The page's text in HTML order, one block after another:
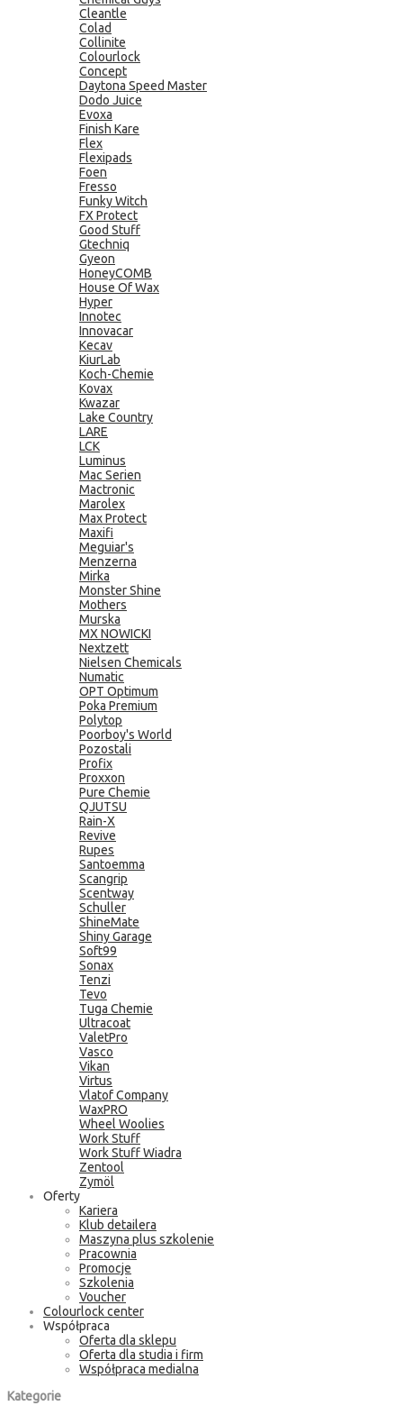
Cleantle
Colad
Collinite
Colourlock
Concept
Daytona Speed Master
Dodo Juice
Evoxa
Finish Kare
Flex
Flexipads
Foen
Fresso
Funky Witch
FX Protect
Good Stuff
Gtechniq
Gyeon
HoneyCOMB
House Of Wax
Hyper
Innotec
Innovacar
Kecav
KiurLab
Koch-Chemie
Kovax
Kwazar
Lake Country
LARE
LCK
Luminus
Mac Serien
Mactronic
Marolex
Max Protect
Maxifi
Meguiar's
Menzerna
Mirka
Monster Shine
Mothers
Murska
MX NOWICKI
Nextzett
Nielsen Chemicals
Numatic
OPT Optimum
Poka Premium
Polytop
Poorboy's World
Pozostali
Profix
Proxxon
Pure Chemie
QJUTSU
Rain-X
Revive
Rupes
Santoemma
Scangrip
Scentway
Schuller
ShineMate
Shiny Garage
Soft99
Sonax
Tenzi
Tevo
Tuga Chemie
Ultracoat
ValetPro
Vasco
Vikan
Virtus
Vlatof Company
WaxPRO
Wheel Woolies
Work Stuff
Work Stuff Wiadra
Zentool
Zymöl
Oferty
Kariera
Klub detailera
Maszyna plus szkolenie
Pracownia
Promocje
Szkolenia
Voucher
Colourlock center
Współpraca
Oferta dla sklepu
Oferta dla studia i firm
Współpraca medialna
Kategorie